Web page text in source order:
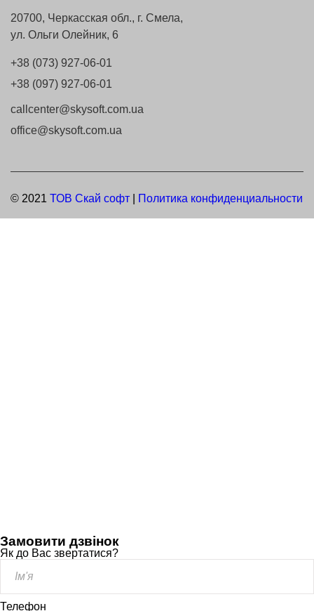
20700, Черкасская обл., г. Смела,
ул. Ольги Олейник, 6
+38 (073) 927-06-01
+38 (097) 927-06-01
callcenter@skysoft.com.ua
office@skysoft.com.ua
© 2021 ТОВ Скай софт Политика конфиденциальности
Замовити дзвінок
Як до Вас звертатися?
Телефон